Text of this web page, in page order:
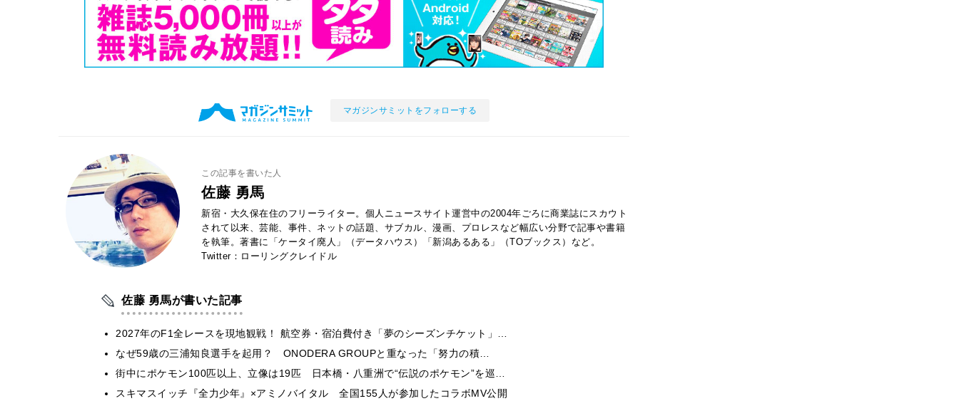
マガジンサミットをフォローする
この記事を書いた人
佐藤 勇馬
新宿・大久保在住のフリーライター。個人ニュースサイト運営中の2004年ごろに商業誌にスカウト
されて以来、芸能、事件、ネットの話題、サブカル、漫画、プロレスなど幅広い分野で記事や書籍
を執筆。著書に「ケータイ廃人」（データハウス）「新潟あるある」（TOブックス）など。
Twitter：ローリングクレイドル
佐藤 勇馬が書いた記事
2027年のF1全レースを現地観戦！ 航空券・宿泊費付き「夢のシーズンチケット」…
なぜ59歳の三浦知良選手を起用？ ONODERA GROUPと重なった「努力の積…
街中にポケモン100匹以上、立像は19匹 日本橋・八重洲で“伝説のポケモン”を巡…
スキマスイッチ『全力少年』×アミノバイタル 全国155人が参加したコラボMV公開